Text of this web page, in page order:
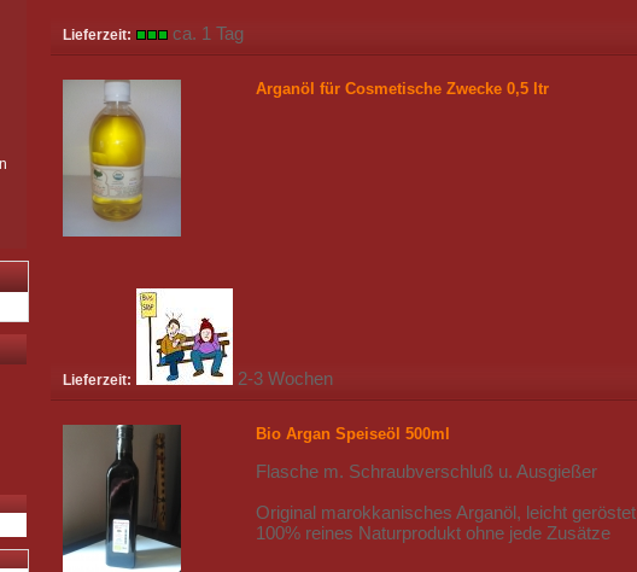
Lieferzeit: ca. 1 Tag
Arganöl für Cosmetische Zwecke 0,5 ltr
Lieferzeit: 2-3 Wochen
Bio Argan Speiseöl 500ml
Flasche m. Schraubverschluß u. Ausgießer
Original marokkanisches Arganöl, leicht geröstet
100% reines Naturprodukt ohne jede Zusätze